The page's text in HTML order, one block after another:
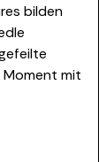
bilden
Moment mit